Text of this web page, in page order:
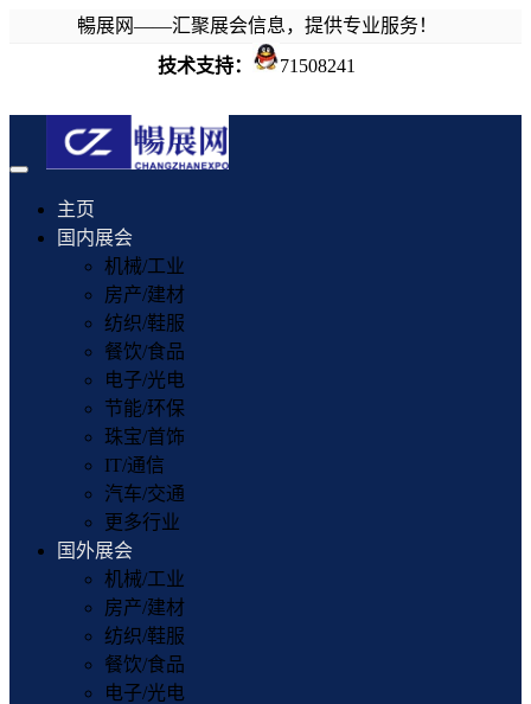
暢展网——汇聚展会信息，提供专业服务！
技术支持：
71508241
Toggle
navigation
主页
国内展会
机械/工业
房产/建材
纺织/鞋服
餐饮/食品
电子/光电
节能/环保
珠宝/首饰
IT/通信
汽车/交通
更多行业
国外展会
机械/工业
房产/建材
纺织/鞋服
餐饮/食品
电子/光电